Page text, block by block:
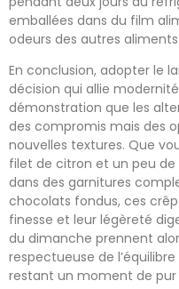
emballées dans du film
odeurs des autres aliments.
En conclusion, adopter le
décision qui allie
démonstration que les
des compromis mais des
nouvelles textures. Que
filet de citron et un peu de
dans des garnitures
chocolats fondus, ces
finesse et leur légèreté
du dimanche prennent
respectueuse de
restant un moment de pur